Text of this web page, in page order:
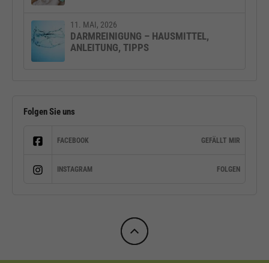
11. MAI, 2026
DARMREINIGUNG – HAUSMITTEL,
ANLEITUNG, TIPPS
Folgen Sie uns
FACEBOOK GEFÄLLT MIR
INSTAGRAM FOLGEN